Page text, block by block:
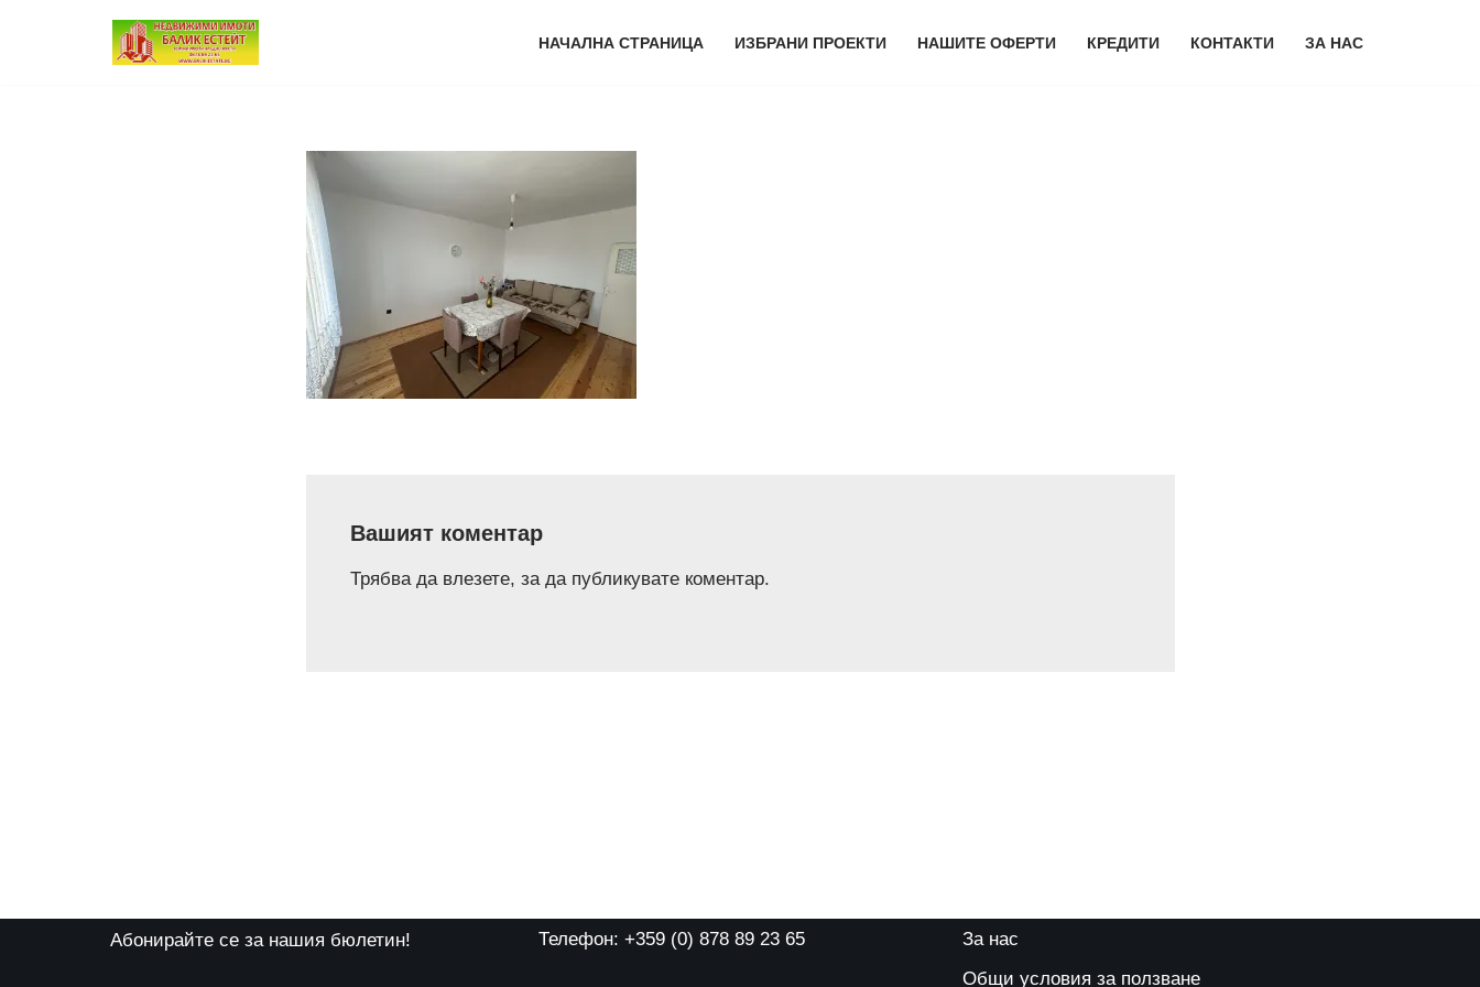
Продължете
НАЧАЛНА СТРАНИЦА ИЗБРАНИ ПРОЕКТИ НАШИТЕ ОФЕРТИ КРЕДИТИ КОНТАКТИ ЗА НАС
Вашият коментар
Трябва да влезете, за да публикувате коментар.
Абонирайте се за нашия бюлетин! Телефон: +359 (0) 878 89 23 65
За нас
Общи условия за ползване